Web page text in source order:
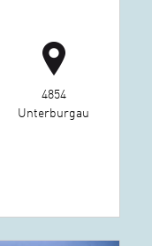
4854
Unterburgau